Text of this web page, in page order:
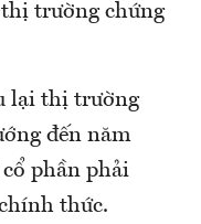
thị trường chứng
lại thị trường
đến năm
phần phải
thức.